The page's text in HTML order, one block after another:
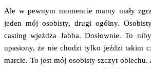
Ale w pew­nym momen­cie mamy mały
jeden mój oso­bi­sty, dru­gi ogól­ny.
casting wjeż­dża Jab­ba. Dosłow­nie. To
upa­sio­ny, że nie cho­dzi tyl­ko jeź­dzi takim
mar­cie. To jest mój oso­bi­sty szczyt